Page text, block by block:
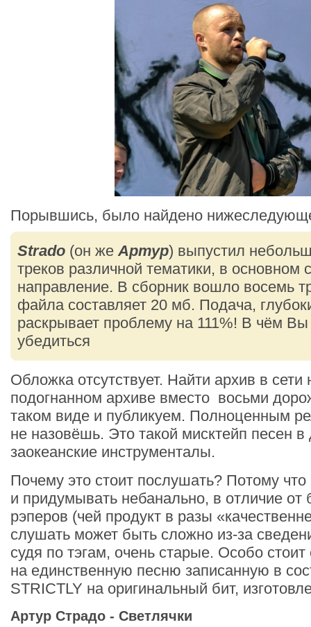
Порывшись, было найдено
Strado (он жеАртур) выпустил
треков различной тематики, в основном
направление. В сборник вошло восемь
файла составляет 20 мб. Подача,
раскрывает проблему на 111%! В чём
убедиться
Обложка отсутствует. Найти архив в
подогнанном архиве вместо восьми
таком виде и публикуем. Полноценным
не назовёшь. Это такой мисктейп песен в
заокеанские инструменталы.
Почему это стоит послушать? Потому что
и придумывать небанально, в отличие
рэперов (чей продукт в разы
слушать может быть сложно из-за
судя по тэгам, очень старые. Особо
на единственную песню записанную в
STRICTLY на оригинальный бит,
Артур Страдо - Светлячки